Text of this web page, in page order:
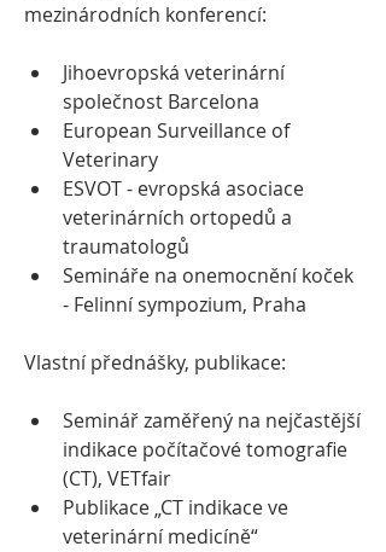
mezinárodních konferencí:
Jihoevropská veterinární
společnost Barcelona
European Surveillance of
Veterinary
ESVOT - evropská asociace
veterinárních ortopedů a
traumatologů
Semináře na onemocnění koček
- Felinní sympozium, Praha
Vlastní přednášky, publikace:
Seminář zaměřený na nejčastější
indikace počítačové tomografie
(CT), VETfair
Publikace „CT indikace ve
veterinární medicíně“